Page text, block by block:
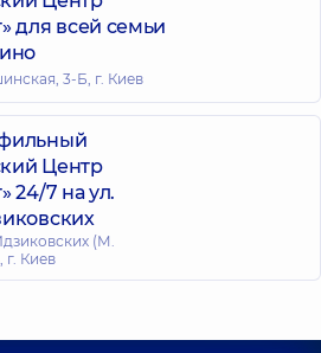
для всей семьи
3-Б, г. Киев
Центр
24/7 на ул.
(М.
Киев